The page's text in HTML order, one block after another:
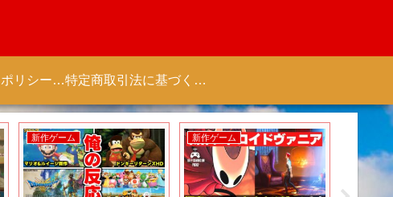
プライバシーポリシー 【Colorful Creation】 特定商取引法に基づく表記（商取引に関する開示）
新作ゲーム 新作ゲーム